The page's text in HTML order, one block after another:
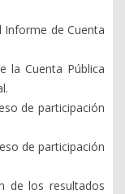
Informe de Cuenta
la Cuenta Pública
de participación
de participación
de los resultados